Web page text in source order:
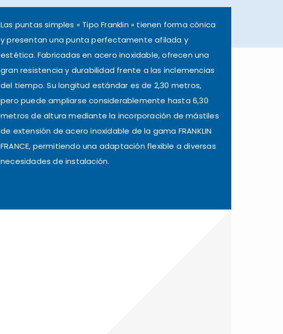
Las puntas simples « Tipo Franklin » tienen forma cónica
y presentan una punta perfectamente afilada y
estética. Fabricadas en acero inoxidable, ofrecen una
gran resistencia y durabilidad frente a las inclemencias
del tiempo. Su longitud estándar es de 2,30 metros,
pero puede ampliarse considerablemente hasta 6,30
metros de altura mediante la incorporación de mástiles
de extensión de acero inoxidable de la gama FRANKLIN
FRANCE, permitiendo una adaptación flexible a diversas
necesidades de instalación.